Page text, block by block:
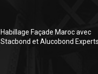
Habillage Façade Maroc avec
Stacbond et Alucobond